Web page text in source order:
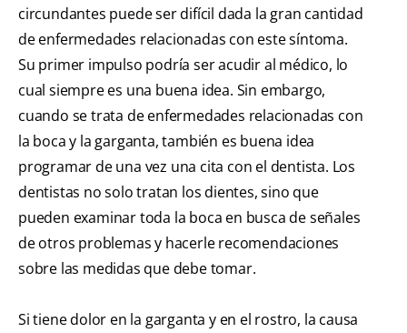
circundantes puede ser difícil dada la gran cantidad
de enfermedades relacionadas con este síntoma.
Su primer impulso podría ser acudir al médico, lo
cual siempre es una buena idea. Sin embargo,
cuando se trata de enfermedades relacionadas con
la boca y la garganta, también es buena idea
programar de una vez una cita con el dentista. Los
dentistas no solo tratan los dientes, sino que
pueden examinar toda la boca en busca de señales
de otros problemas y hacerle recomendaciones
sobre las medidas que debe tomar.
Si tiene dolor en la garganta y en el rostro, la causa